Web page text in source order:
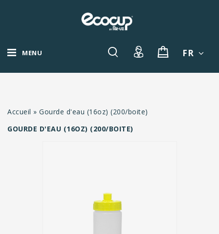
MENU FR
Accueil » Gourde d'eau (16oz) (200/boite)
GOURDE D'EAU (16OZ) (200/BOITE)